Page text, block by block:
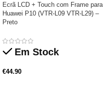
Ecrã LCD + Touch com Frame para
Huawei P10 (VTR-L09 VTR-L29) –
Preto
Em Stock
€44.90